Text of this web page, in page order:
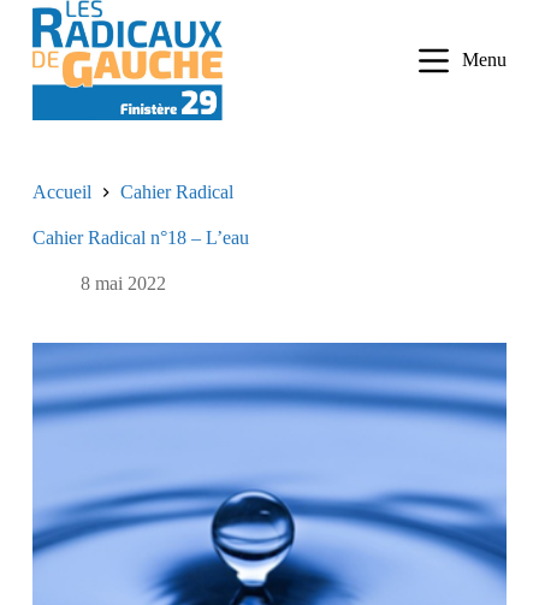
n
Menu
Accueil Cahier Radical
Cahier Radical n°18 – L’eau
8 mai 2022